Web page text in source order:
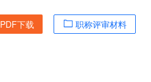
PDF下载 职称评审材料